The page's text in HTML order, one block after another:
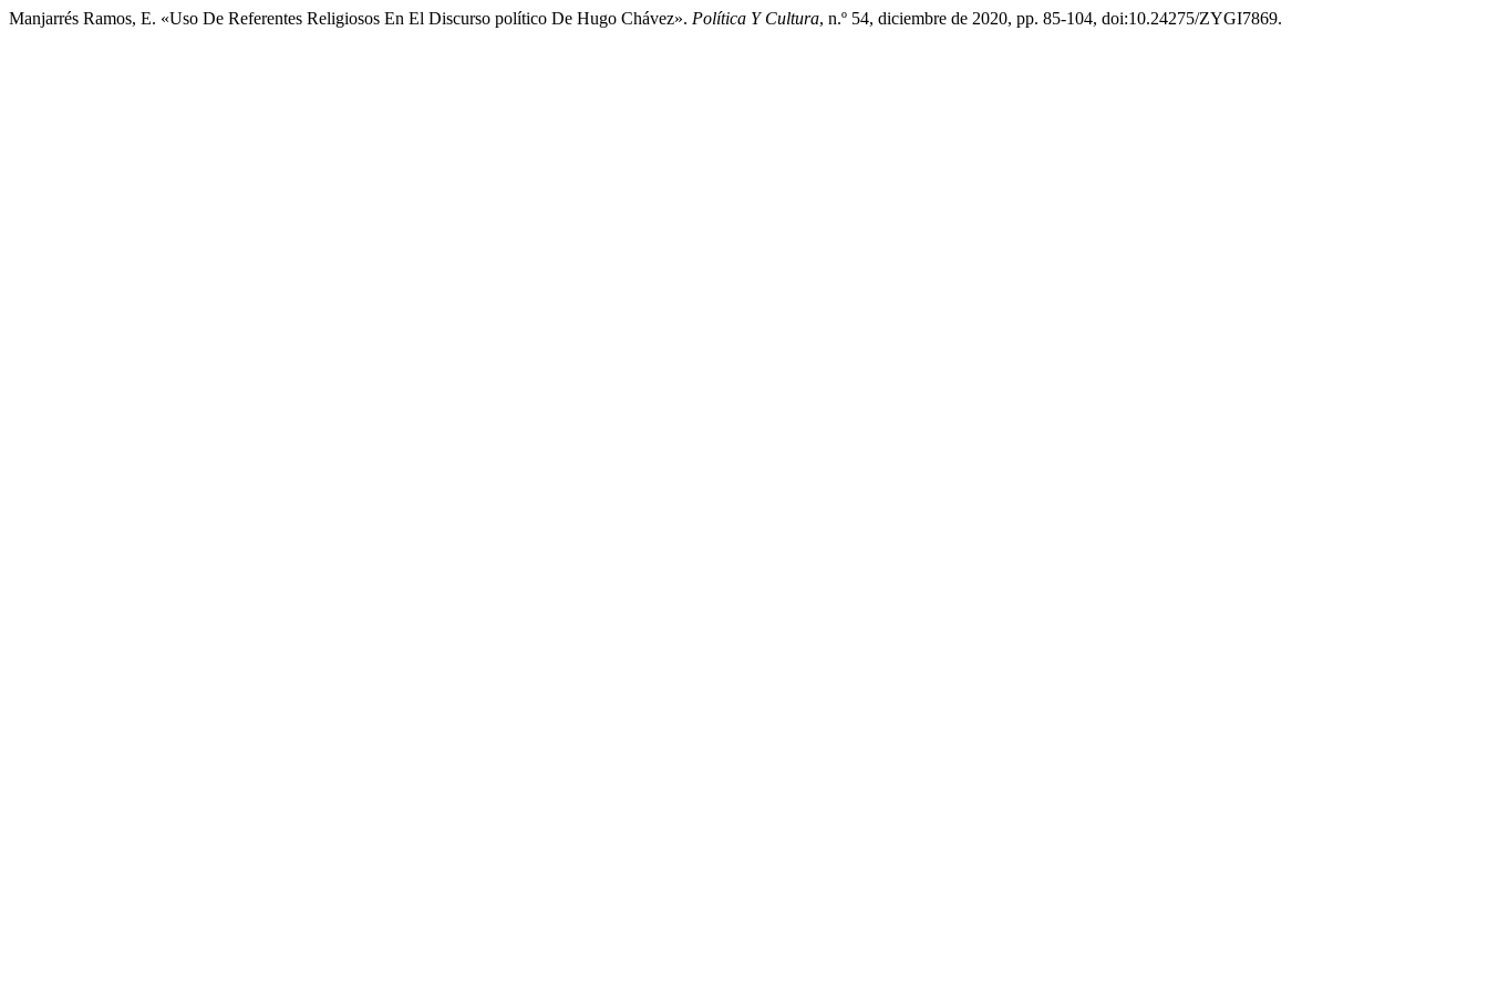
Manjarrés Ramos, E. «Uso De Referentes Religiosos En El Discurso político De Hugo Chávez». Política Y Cultura, n.º 54, diciembre de 2020, pp. 85-104, doi:10.24275/ZYGI7869.